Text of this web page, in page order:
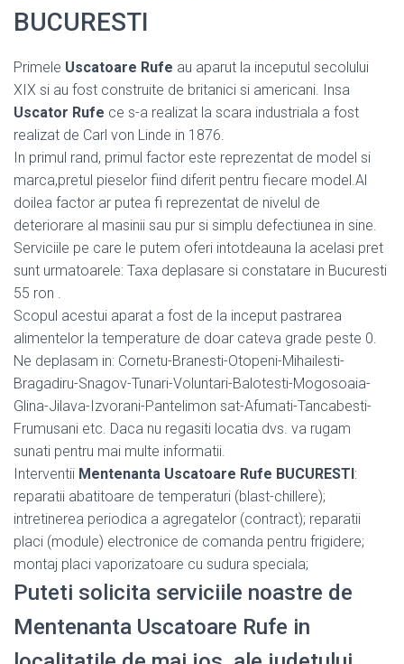
BUCURESTI
Primele Uscatoare Rufe au aparut la inceputul secolului
XIX si au fost construite de britanici si americani. Insa
Uscator Rufe ce s-a realizat la scara industriala a fost
realizat de Carl von Linde in 1876.
In primul rand, primul factor este reprezentat de model si
marca,pretul pieselor fiind diferit pentru fiecare model.Al
doilea factor ar putea fi reprezentat de nivelul de
deteriorare al masinii sau pur si simplu defectiunea in sine.
Serviciile pe care le putem oferi intotdeauna la acelasi pret
sunt urmatoarele: Taxa deplasare si constatare in Bucuresti
55 ron .
Scopul acestui aparat a fost de la inceput pastrarea
alimentelor la temperature de doar cateva grade peste 0.
Ne deplasam in: Cornetu-Branesti-Otopeni-Mihailesti-
Bragadiru-Snagov-Tunari-Voluntari-Balotesti-Mogosoaia-
Glina-Jilava-Izvorani-Pantelimon sat-Afumati-Tancabesti-
Frumusani etc. Daca nu regasiti locatia dvs. va rugam
sunati pentru mai multe informatii.
Interventii Mentenanta Uscatoare Rufe BUCURESTI:
reparatii abatitoare de temperaturi (blast-chillere);
intretinerea periodica a agregatelor (contract); reparatii
placi (module) electronice de comanda pentru frigidere;
montaj placi vaporizatoare cu sudura speciala;
Puteti solicita serviciile noastre de
Mentenanta Uscatoare Rufe in